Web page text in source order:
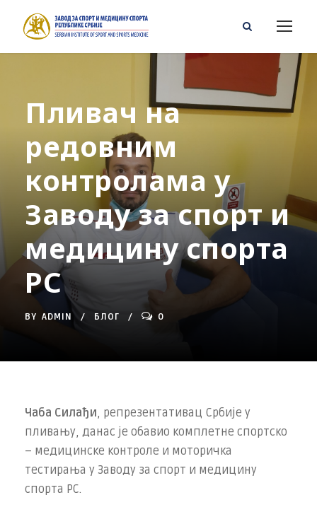
Пливач на
редовним
контролама у
Заводу за спорт и
медицину спорта
РС
BY ADMIN БЛОГ 0
Чаба Силађи, репрезентативац Србије у
пливању, данас је обавио комплетне спортско
– медицинске контроле и моторичка
тестирања у Заводу за спорт и медицину
спорта РС.